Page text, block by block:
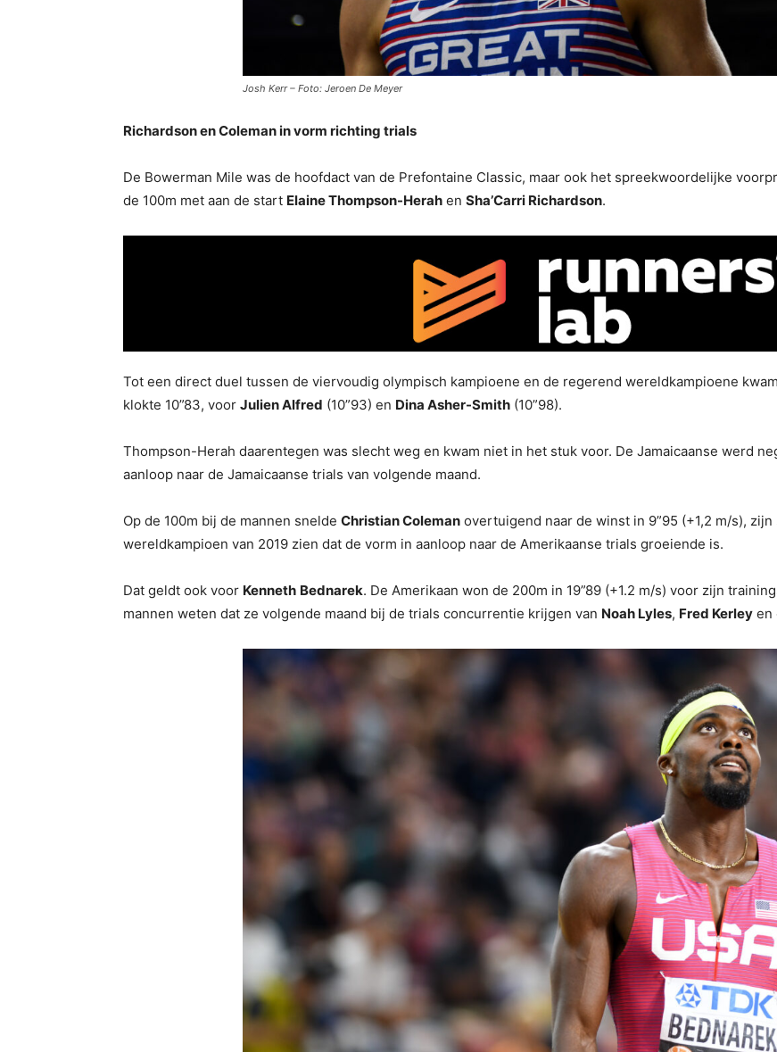
Josh Kerr – Foto: Jeroen De Meyer
Richardson en Coleman in vorm richting trials
De Bowerman Mile was de hoofdact van de Prefontaine Classic, maar ook het spreekwoordelijke
de 100m met aan de start Elaine Thompson-Herah en Sha’Carri Richardson.
Tot een direct duel tussen de viervoudig olympisch kampioene en de regerend wereldkampioene
klokte 10”83, voor Julien Alfred (10”93) en Dina Asher-Smith (10”98).
Thompson-Herah daarentegen was slecht weg en kwam niet in het stuk voor. De Jamaicaanse werd
aanloop naar de Jamaicaanse trials van volgende maand.
Op de 100m bij de mannen snelde Christian Coleman overtuigend naar de winst in 9”95 (+1,2 m/s),
wereldkampioen van 2019 zien dat de vorm in aanloop naar de Amerikaanse trials groeiende is.
Dat geldt ook voor Kenneth Bednarek. De Amerikaan won de 200m in 19”89 (+1.2 m/s) voor zijn
mannen weten dat ze volgende maand bij de trials concurrentie krijgen van Noah Lyles, Fred Kerley en